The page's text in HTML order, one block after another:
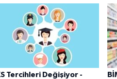
Tercihleri Değişiyor -